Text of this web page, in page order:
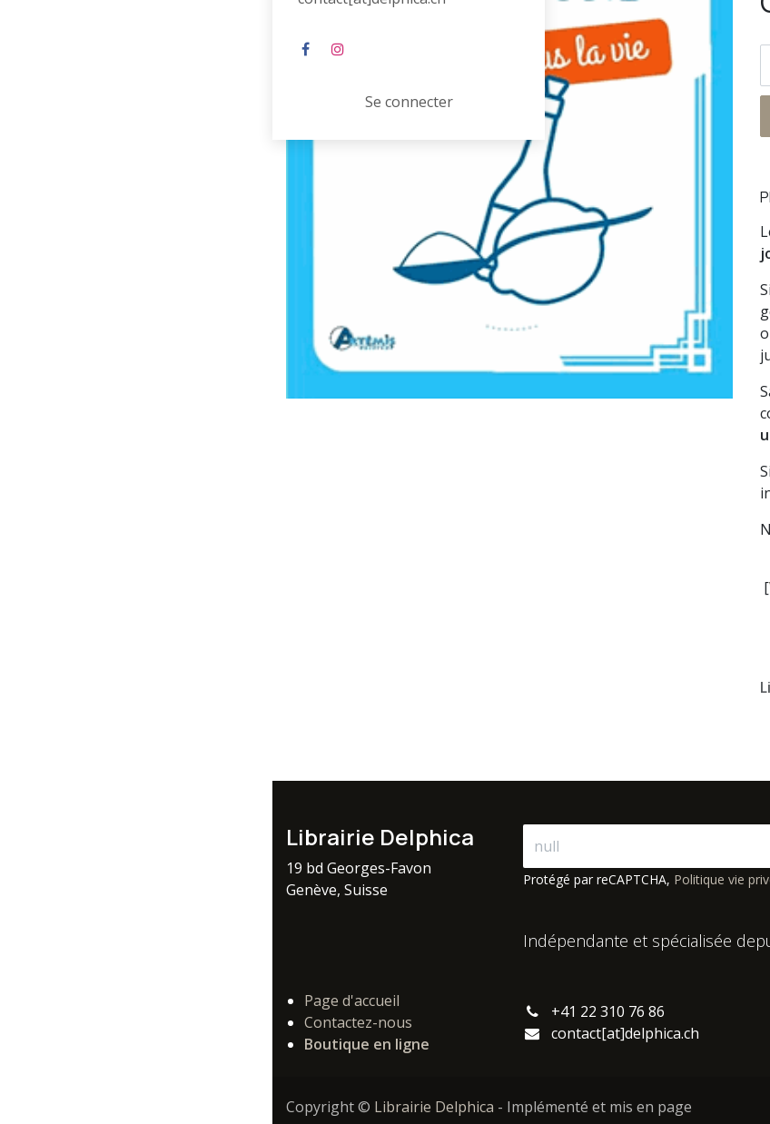
Se connecter
[
Librairie Delphica
19 bd Georges-Favon
Genève, Suisse
Protégé par reCAPTCHA, Politique vie
Indépendante et spécialisée
Page d'accueil
Contactez-nous
Boutique en ligne
+41 22 310 76 86
contact[at]delphica.ch
Copyright © Librairie Delphica - Implémenté et mis en page